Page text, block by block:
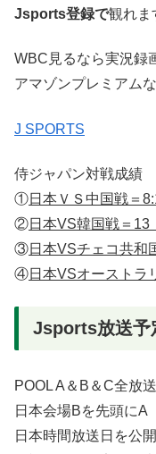
Jsports登録で観れま
WBC見るなら実況録
アマゾンプレミアム
J SPORTS
侍ジャパン対戦成績
①日本ＶＳ中国戦＝
②日本VS韓国戦＝13
③日本VSチェコ共和
④日本VSオーストラ
Jsports放送予
POOL A＆B＆C全放
日本会場Bを先頭にA
日本時間放送日を公